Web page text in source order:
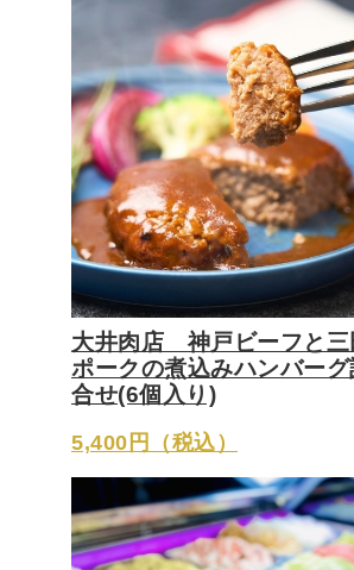
大井肉店 神戸ビーフと三
ポークの煮込みハンバーグ
合せ(6個入り)
5,400円（税込）